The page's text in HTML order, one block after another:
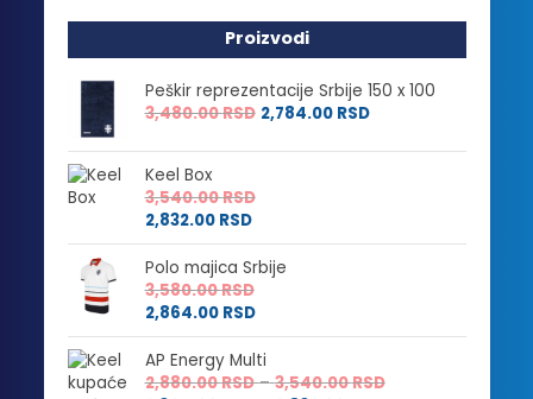
Proizvodi
Peškir reprezentacije Srbije 150 x 100
3,480.00RSD 2,784.00 RSD
Keel Box
3,540.00RSD
2,832.00 RSD
Polo majica Srbije
3,580.00RSD
2,864.00 RSD
AP Energy Multi
2,880.00RSD – 3,540.00RSDRaspon